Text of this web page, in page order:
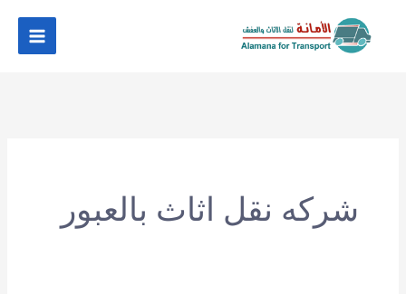
شركه نقل اثاث بالعبور